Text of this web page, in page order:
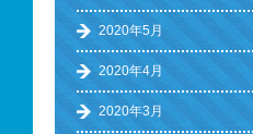
2020年5月
2020年4月
2020年3月